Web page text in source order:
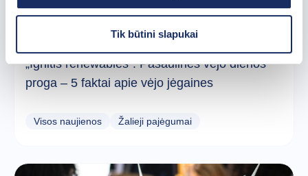
Tik būtini slapukai
2023 m. birželio 15 d.
„Ignitis renewables“: Pasaulinės vėjo dienos
proga – 5 faktai apie vėjo jėgaines
Visos naujienos Žalieji pajėgumai